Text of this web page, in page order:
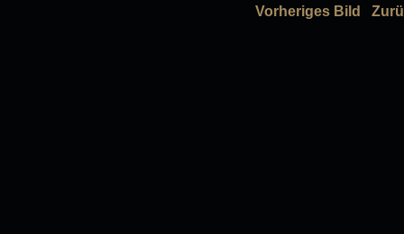
Vorheriges Bild